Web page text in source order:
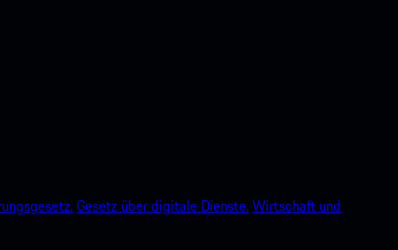
Gesetz über digitale Dienste.Wirtschaft und